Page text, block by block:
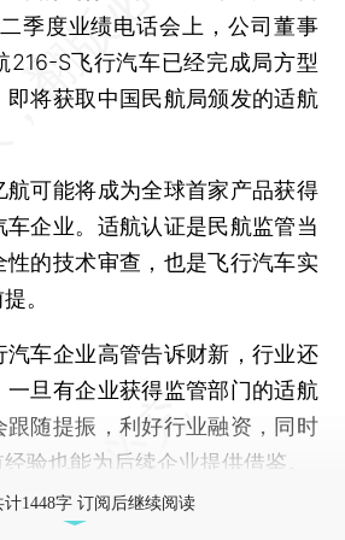
季度业绩电话会上，公司董事
216-S飞行汽车已经完成局方型
将获取中国民航局颁发的适航
可能将成为全球首家产品获得
企业。适航认证是民航监管当
性的技术审查，也是飞行汽车实
。
车企业高管告诉财新，行业还
旦有企业获得监管部门的适航
跟随提振，利好行业融资，同时
验也能为后续企业提供借鉴。
计1448字 订阅后继续阅读